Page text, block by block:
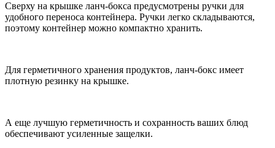
Сверху на крышке ланч-бокса предусмотрены ручки для
удобного переноса контейнера. Ручки легко складываются,
поэтому контейнер можно компактно хранить.
Для герметичного хранения продуктов, ланч-бокс имеет
плотную резинку на крышке.
А еще лучшую герметичность и сохранность ваших блюд
обеспечивают усиленные защелки.